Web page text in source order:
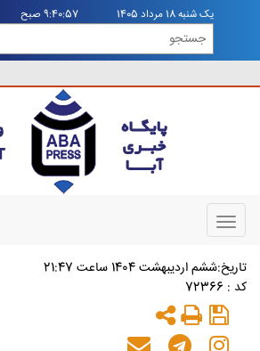
يک شنبه 18 مرداد 1405 9:40:57 صبح
Toggle
navigation
تاريخ:ششم ارديبهشت 1404 ساعت 21:47
کد : 72366